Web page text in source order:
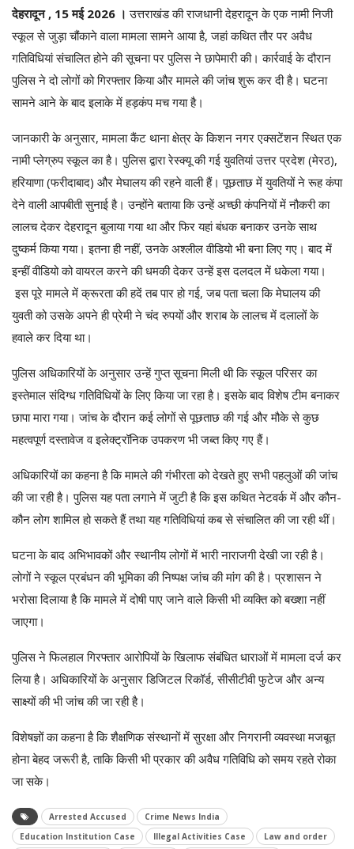
देहरादून , 15 मई 2026 । उत्तराखंड की राजधानी देहरादून के एक नामी निजी
स्कूल से जुड़ा चौंकाने वाला मामला सामने आया है, जहां कथित तौर पर अवैध
गतिविधियां संचालित होने की सूचना पर पुलिस ने छापेमारी की। कार्रवाई के दौरान
पुलिस ने दो लोगों को गिरफ्तार किया और मामले की जांच शुरू कर दी है। घटना
सामने आने के बाद इलाके में हड़कंप मच गया है।
जानकारी के अनुसार, मामला कैंट थाना क्षेत्र के किशन नगर एक्सटेंशन स्थित एक
नामी प्लेग्रुप स्कूल का है। पुलिस द्वारा रेस्क्यू की गई युवतियां उत्तर प्रदेश (मेरठ),
हरियाणा (फरीदाबाद) और मेघालय की रहने वाली हैं। पूछताछ में युवतियों ने रूह कंपा
देने वाली आपबीती सुनाई है। उन्होंने बताया कि उन्हें अच्छी कंपनियों में नौकरी का
लालच देकर देहरादून बुलाया गया था और फिर यहां बंधक बनाकर उनके साथ
दुष्कर्म किया गया। इतना ही नहीं, उनके अश्लील वीडियो भी बना लिए गए। बाद में
इन्हीं वीडियो को वायरल करने की धमकी देकर उन्हें इस दलदल में धकेला गया।
इस पूरे मामले में क्रूरता की हदें तब पार हो गई, जब पता चला कि मेघालय की
युवती को उसके अपने ही प्रेमी ने चंद रुपयों और शराब के लालच में दलालों के
हवाले कर दिया था।
पुलिस अधिकारियों के अनुसार उन्हें गुप्त सूचना मिली थी कि स्कूल परिसर का
इस्तेमाल संदिग्ध गतिविधियों के लिए किया जा रहा है। इसके बाद विशेष टीम बनाकर
छापा मारा गया। जांच के दौरान कई लोगों से पूछताछ की गई और मौके से कुछ
महत्वपूर्ण दस्तावेज व इलेक्ट्रॉनिक उपकरण भी जब्त किए गए हैं।
अधिकारियों का कहना है कि मामले की गंभीरता को देखते हुए सभी पहलुओं की जांच
की जा रही है। पुलिस यह पता लगाने में जुटी है कि इस कथित नेटवर्क में और कौन-
कौन लोग शामिल हो सकते हैं तथा यह गतिविधियां कब से संचालित की जा रही थीं।
घटना के बाद अभिभावकों और स्थानीय लोगों में भारी नाराजगी देखी जा रही है।
लोगों ने स्कूल प्रबंधन की भूमिका की निष्पक्ष जांच की मांग की है। प्रशासन ने
भरोसा दिलाया है कि मामले में दोषी पाए जाने वाले किसी भी व्यक्ति को बख्शा नहीं
जाएगा।
पुलिस ने फिलहाल गिरफ्तार आरोपियों के खिलाफ संबंधित धाराओं में मामला दर्ज कर
लिया है। अधिकारियों के अनुसार डिजिटल रिकॉर्ड, सीसीटीवी फुटेज और अन्य
साक्ष्यों की भी जांच की जा रही है।
विशेषज्ञों का कहना है कि शैक्षणिक संस्थानों में सुरक्षा और निगरानी व्यवस्था मजबूत
होना बेहद जरूरी है, ताकि किसी भी प्रकार की अवैध गतिविधि को समय रहते रोका
जा सके।
Arrested Accused
Crime News India
Education Institution Case
Illegal Activities Case
Law and order